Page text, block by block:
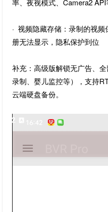
率、夜视模式、Camera2
· 视频隐藏存储：录制的视
册无法显示，隐私保护到位
补充：高级版解锁无广告、
录制、婴儿监控等），支持
云端硬盘备份。